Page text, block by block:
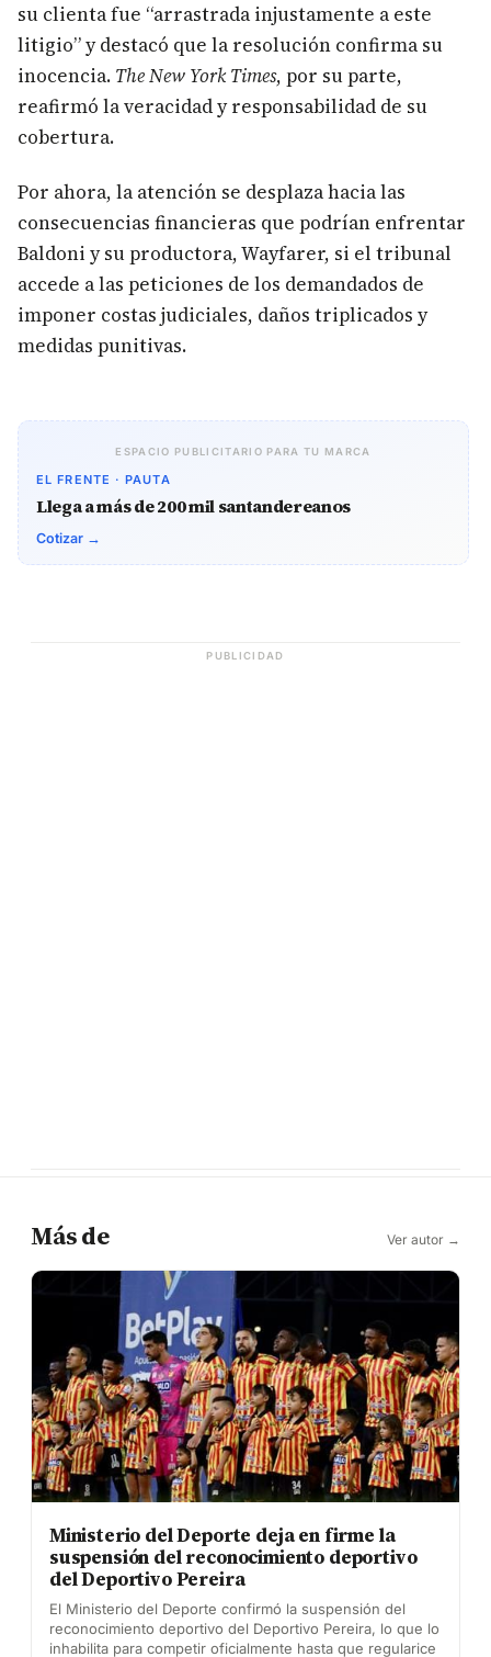
su clienta fue “arrastrada injustamente a este
litigio” y destacó que la resolución confirma su
inocencia. The New York Times, por su parte,
reafirmó la veracidad y responsabilidad de su
cobertura.
Por ahora, la atención se desplaza hacia las
consecuencias financieras que podrían enfrentar
Baldoni y su productora, Wayfarer, si el tribunal
accede a las peticiones de los demandados de
imponer costas judiciales, daños triplicados y
medidas punitivas.
ESPACIO PUBLICITARIO PARA TU MARCA
EL FRENTE · PAUTA
Llega a más de 200 mil santandereanos
Cotizar →
PUBLICIDAD
Más de Ver autor →
Ministerio del Deporte deja en firme la
suspensión del reconocimiento deportivo
del Deportivo Pereira
El Ministerio del Deporte confirmó la suspensión del
reconocimiento deportivo del Deportivo Pereira, lo que lo
inhabilita para competir oficialmente hasta que regularice